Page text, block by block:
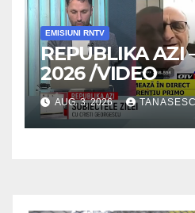
EMISIUNI RNTV
REPUBLIKA AZI
2026 /VIDEO
AUG. 3, 2026